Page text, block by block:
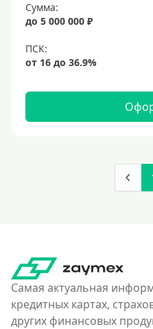
Сумма:
до 5 000 000 ₽
Самая актуальная
кредитных картах,
других финансовых